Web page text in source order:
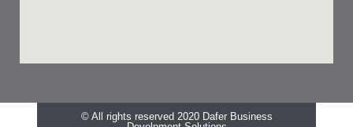
© All rights reserved 2020 Dafer Business